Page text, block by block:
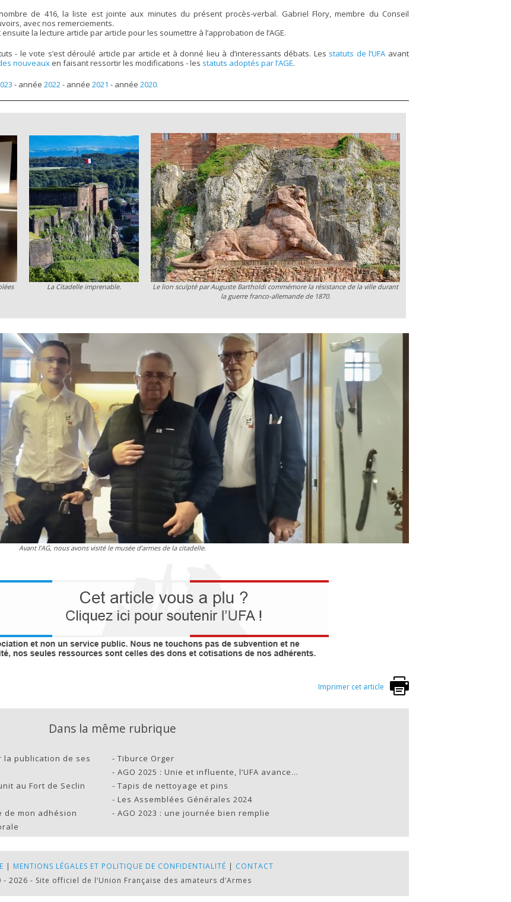
de 416, la liste est jointe aux minutes du présent procès-verbal. Gabriel Flory, membre du Conseil
avec nos remerciements.
la lecture article par article pour les soumettre à l’approbation de l’AGE.
- le vote s’est déroulé article par article et à donné lieu à d’interessants débats. Les statuts de l’UFA avant
nouveaux en faisant ressortir les modifications - les statuts adoptés par l’AGE.
- année 2022- année 2021 - année 2020.
La Citadelle imprenable.
Le lion sculpté par Auguste Bartholdi commémore la résistance de la ville durant
la guerre franco-allemande de 1870.
Avant l’AG, nous avons visité le musée d’armes de la citadelle.
Imprimer cet article
Dans la même rubrique
la publication de ses - Tiburce Orger
- AGO 2025 : Unie et influente, l’UFA avance…
au Fort de Seclin - Tapis de nettoyage et pins
- Les Assemblées Générales 2024
de mon adhésion - AGO 2023 : une journée bien remplie
MENTIONS LÉGALES ET POLITIQUE DE CONFIDENTIALITÉ
CONTACT
- 2026 - Site officiel de l’Union Française des amateurs d’Armes